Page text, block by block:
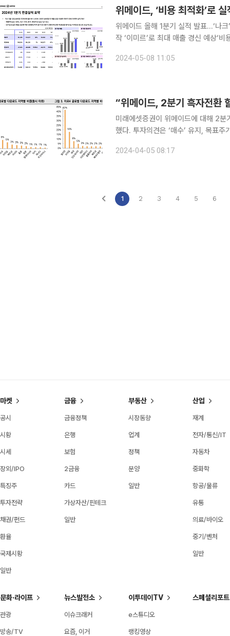
위메이드, ‘비용 최적화’로
위메이드 올해 1분기 실적 발표…‘나
작 ‘이미르’로 최대 매출 경신 예상‘
예정인 ‘레전드 오브 이미르’를 통한
2024-05-08 11:05
“위메이드, 2분기 흑자전
미래에셋증권이 위메이드에 대해 2
했다. 투자의견은 ‘매수’ 유지, 목표
원, 영업손실은 480억 원으로 컨센
2024-04-05 08:17
1 2 3 4 5 6
마켓
공시
시황
시세
장외/IPO
특징주
투자전략
채권/펀드
환율
국제시황
일반
금융
금융정책
은행
보험
2금융
카드
가상자산/핀테크
일반
부동산
시장동향
업계
정책
분양
일반
산업
재계
전자/통신/IT
자동차
중화학
항공/물류
유통
의료/바이오
중기/벤처
일반
문화·라이프
관광
방송/TV
뉴스발전소
이슈크래커
요즘, 이거
이투데이TV
e스튜디오
랭킹영상
스페셜리포트